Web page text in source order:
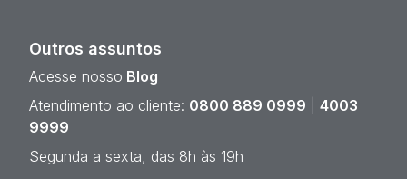
Outros assuntos
Acesse nosso Blog
Atendimento ao cliente: 0800 889 0999
4003
9999
Segunda a sexta, das 8h às 19h